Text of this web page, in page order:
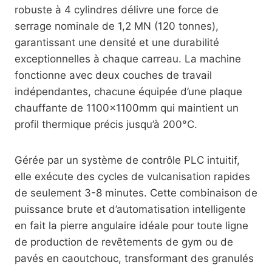
robuste à 4 cylindres délivre une force de
serrage nominale de 1,2 MN (120 tonnes),
garantissant une densité et une durabilité
exceptionnelles à chaque carreau. La machine
fonctionne avec deux couches de travail
indépendantes, chacune équipée d’une plaque
chauffante de 1100x1100mm qui maintient un
profil thermique précis jusqu’à 200°C.
Gérée par un système de contrôle PLC intuitif,
elle exécute des cycles de vulcanisation rapides
de seulement 3-8 minutes. Cette combinaison de
puissance brute et d’automatisation intelligente
en fait la pierre angulaire idéale pour toute ligne
de production de revêtements de gym ou de
pavés en caoutchouc, transformant des granulés